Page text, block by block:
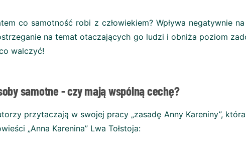
co samotność robi z człowiekiem? Wpływa negatywnie
na temat otaczających go ludzi i obniża poziom
walczyć!
samotne - czy mają wspólną cechę?
przytaczają w swojej pracy „zasadę Anny Kareniny”,
„Anna Karenina” Lwa Tołstoja: